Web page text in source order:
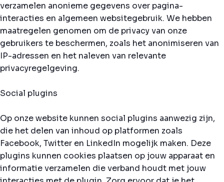
verzamelen anonieme gegevens over pagina-
interacties en algemeen websitegebruik. We hebben
maatregelen genomen om de privacy van onze
gebruikers te beschermen, zoals het anonimiseren van
IP-adressen en het naleven van relevante
privacyregelgeving.
Social plugins
Op onze website kunnen social plugins aanwezig zijn,
die het delen van inhoud op platformen zoals
Facebook, Twitter en LinkedIn mogelijk maken. Deze
plugins kunnen cookies plaatsen op jouw apparaat en
informatie verzamelen die verband houdt met jouw